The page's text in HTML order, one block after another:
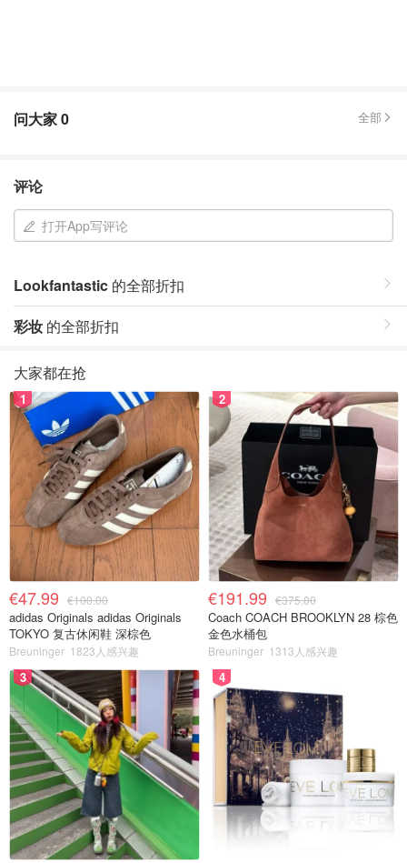
问大家0 全部
评论
打开App写评论
Lookfantastic 的全部折扣
彩妆 的全部折扣
大家都在抢
1
€47.99 €100.00
adidas Originals adidas Originals
TOKYO 复古休闲鞋 深棕色
Breuninger 1823人感兴趣
2
€191.99 €375.00
Coach COACH BROOKLYN 28 棕色
金色水桶包
Breuninger 1313人感兴趣
3 4